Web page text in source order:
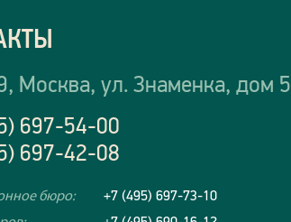
Москва, ул. Знаменка, дом 5
697-54-00
697-42-08
бюро: +7 (495) 697-73-10